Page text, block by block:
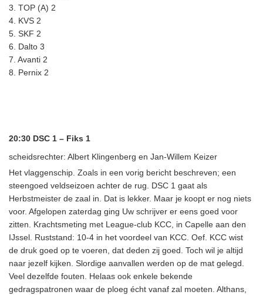
3. TOP (A) 2
4. KVS 2
5. SKF 2
6. Dalto 3
7. Avanti 2
8. Pernix 2
20:30 DSC 1 – Fiks 1
scheidsrechter: Albert Klingenberg en Jan-Willem Keizer
Het vlaggenschip. Zoals in een vorig bericht beschreven; een
steengoed veldseizoen achter de rug. DSC 1 gaat als
Herbstmeister de zaal in. Dat is lekker. Maar je koopt er nog niets
voor. Afgelopen zaterdag ging Uw schrijver er eens goed voor
zitten. Krachtsmeting met League-club KCC, in Capelle aan den
IJssel. Ruststand: 10-4 in het voordeel van KCC. Oef. KCC wist
de druk goed op te voeren, dat deden zij goed. Toch wil je altijd
naar jezelf kijken. Slordige aanvallen werden op de mat gelegd.
Veel dezelfde fouten. Helaas ook enkele bekende
gedragspatronen waar de ploeg écht vanaf zal moeten. Althans,